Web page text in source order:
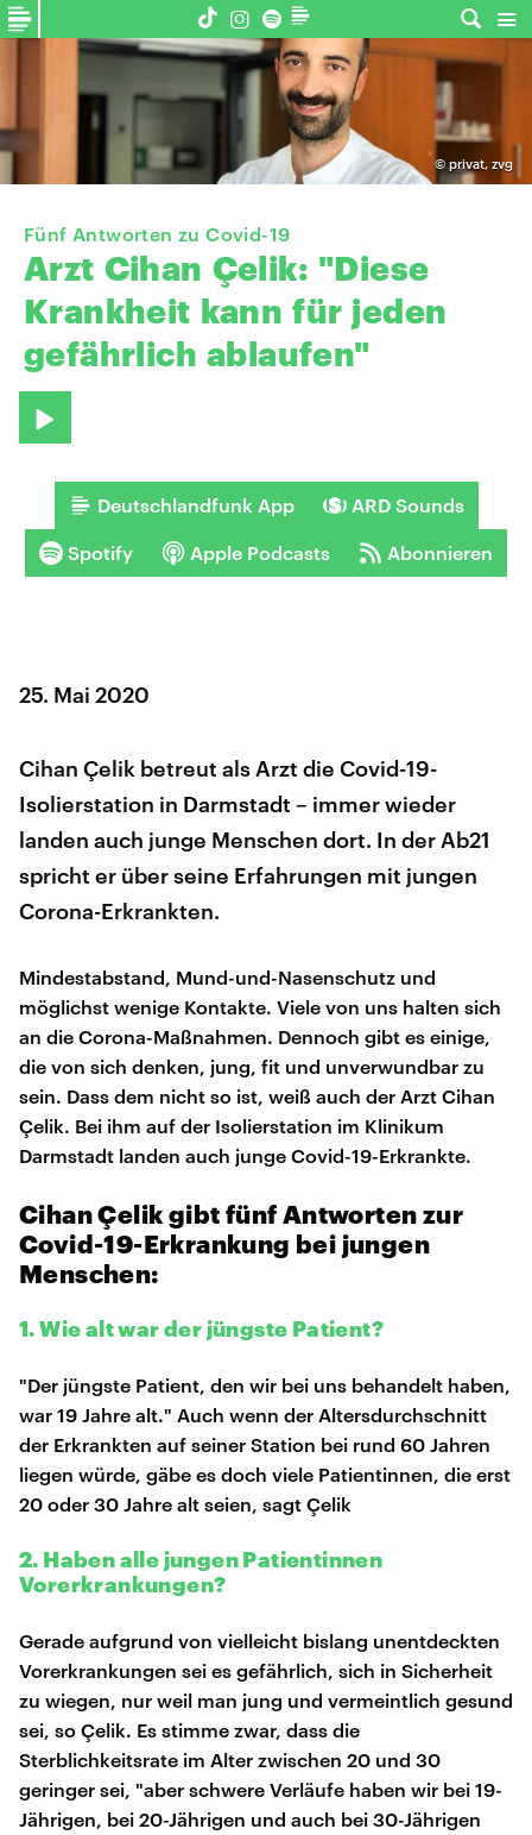
©privat, zvg
Fünf Antworten zu Covid-19
Arzt Cihan Çelik: "Diese
Krankheit kann für jeden
gefährlich ablaufen"
Deutschlandfunk App ARD Sounds
Spotify Apple Podcasts Abonnieren
25. Mai 2020
Cihan Çelik betreut als Arzt die Covid-19-
Isolierstation in Darmstadt – immer wieder
landen auch junge Menschen dort. In der Ab21
spricht er über seine Erfahrungen mit jungen
Corona-Erkrankten.
Mindestabstand, Mund-und-Nasenschutz und
möglichst wenige Kontakte. Viele von uns halten sich
an die Corona-Maßnahmen. Dennoch gibt es einige,
die von sich denken, jung, fit und unverwundbar zu
sein. Dass dem nicht so ist, weiß auch der Arzt Cihan
Çelik. Bei ihm auf der Isolierstation im Klinikum
Darmstadt landen auch junge Covid-19-Erkrankte.
Cihan Çelik gibt fünf Antworten zur
Covid-19-Erkrankung bei jungen
Menschen:
1. Wie alt war der jüngste Patient?
"Der jüngste Patient, den wir bei uns behandelt haben,
war 19 Jahre alt." Auch wenn der Altersdurchschnitt
der Erkrankten auf seiner Station bei rund 60 Jahren
liegen würde, gäbe es doch viele Patientinnen, die erst
20 oder 30 Jahre alt seien, sagt Çelik
2. Haben alle jungen Patientinnen
Vorerkrankungen?
Gerade aufgrund von vielleicht bislang unentdeckten
Vorerkrankungen sei es gefährlich, sich in Sicherheit
zu wiegen, nur weil man jung und vermeintlich gesund
sei, so Çelik. Es stimme zwar, dass die
Sterblichkeitsrate im Alter zwischen 20 und 30
geringer sei, "aber schwere Verläufe haben wir bei 19-
Jährigen, bei 20-Jährigen und auch bei 30-Jährigen